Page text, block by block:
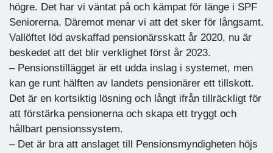
högre. Det har vi väntat på och kämpat för länge i SPF
Seniorerna. Däremot menar vi att det sker för långsamt.
Vallöftet löd avskaffad pensionärsskatt år 2020, nu är
beskedet att det blir verklighet först år 2023.
– Pensionstillägget är ett udda inslag i systemet, men
kan ge runt hälften av landets pensionärer ett tillskott.
Det är en kortsiktig lösning och långt ifrån tillräckligt för
att förstärka pensionerna och skapa ett tryggt och
hållbart pensionssystem.
– Det är bra att anslaget till Pensionsmyndigheten höjs